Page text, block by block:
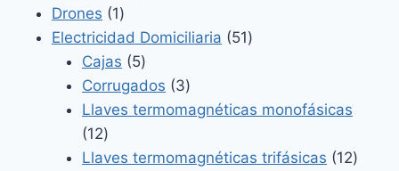
Drones 11
producto
Electricidad Domiciliaria 5151
Cajas 55
productos
Corrugados 33
productos
Llaves termomagnéticas monofásicas
1212
productos
Llaves termomagnéticas trifásicas 1212